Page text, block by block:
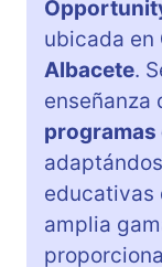
ubicada en
Albacete.
enseñanza
programas
educativas
amplia
proporciona